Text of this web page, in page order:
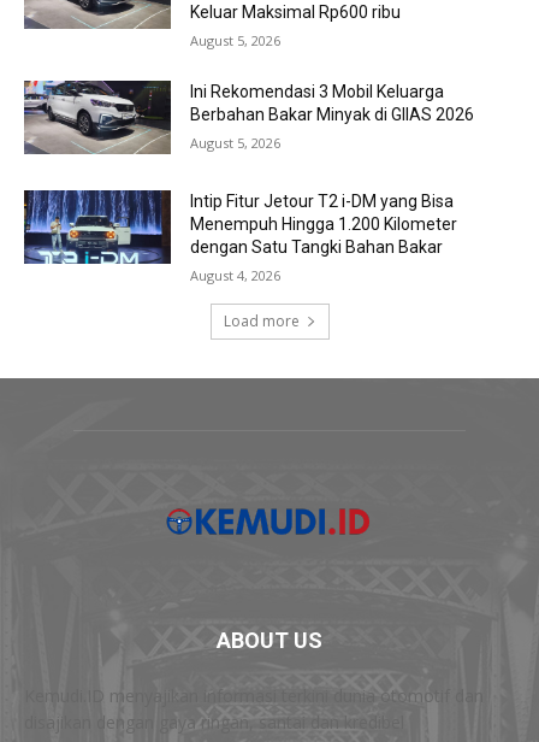
Keluar Maksimal Rp600 ribu
August 5, 2026
Ini Rekomendasi 3 Mobil Keluarga
Berbahan Bakar Minyak di GIIAS 2026
August 5, 2026
Intip Fitur Jetour T2 i-DM yang Bisa
Menempuh Hingga 1.200 Kilometer
dengan Satu Tangki Bahan Bakar
August 4, 2026
Load more
ABOUT US
Kemudi.ID menyajikan informasi terkini dunia otomotif dan
disajikan dengan gaya ringan, santai dan kredibel